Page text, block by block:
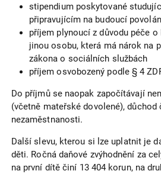
stipendium poskytované
připravujícím na budoucí
příjem plynoucí z důvodu péče
jinou osobu, která má nárok na
zákona o sociálních službách
příjem osvobozený podle § 4
Do příjmů se naopak započítávají
(včetně mateřské dovolené), důchod
nezaměstnanosti.
Další slevu, kterou si lze uplatnit je
děti. Ročná daňové zvýhodnění za
na první dítě činí 13 404 korun, na